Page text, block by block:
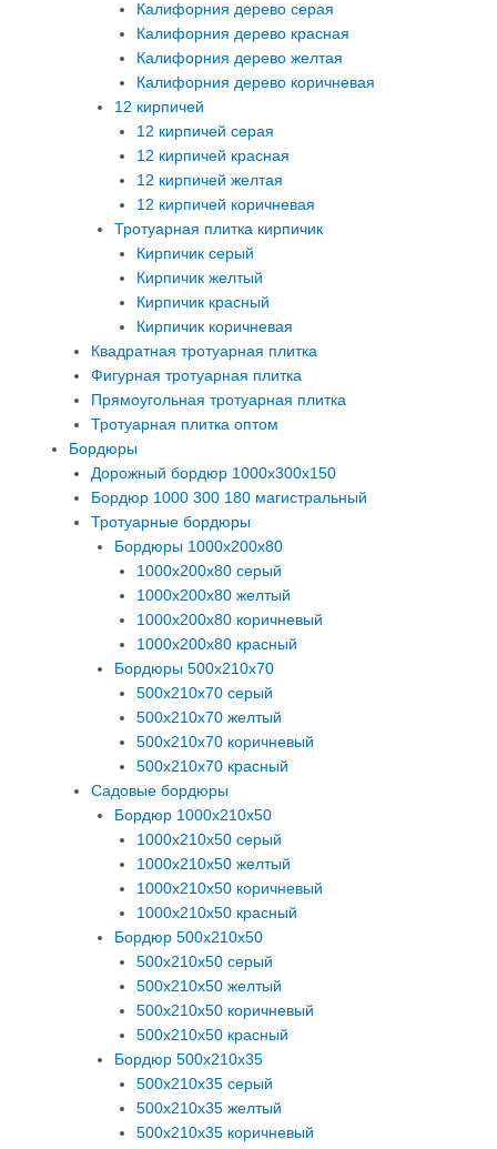
Калифорния дерево серая
Калифорния дерево красная
Калифорния дерево желтая
Калифорния дерево коричневая
12 кирпичей
12 кирпичей серая
12 кирпичей красная
12 кирпичей желтая
12 кирпичей коричневая
Тротуарная плитка кирпичик
Кирпичик серый
Кирпичик желтый
Кирпичик красный
Кирпичик коричневая
Квадратная тротуарная плитка
Фигурная тротуарная плитка
Прямоугольная тротуарная плитка
Тротуарная плитка оптом
Бордюры
Дорожный бордюр 1000х300х150
Бордюр 1000 300 180 магистральный
Тротуарные бордюры
Бордюры 1000х200х80
1000х200х80 серый
1000х200х80 желтый
1000х200х80 коричневый
1000х200х80 красный
Бордюры 500х210х70
500х210х70 серый
500х210х70 желтый
500х210х70 коричневый
500х210х70 красный
Садовые бордюры
Бордюр 1000х210х50
1000х210х50 серый
1000х210х50 желтый
1000х210х50 коричневый
1000х210х50 красный
Бордюр 500х210х50
500х210х50 серый
500х210х50 желтый
500х210х50 коричневый
500х210х50 красный
Бордюр 500х210х35
500х210х35 серый
500х210х35 желтый
500х210х35 коричневый